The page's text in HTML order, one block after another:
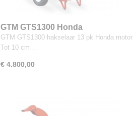
GTM GTS1300 Honda
GTM GTS1300 hakselaar 13 pk Honda motor
Tot 10 cm…
€ 4.800,00